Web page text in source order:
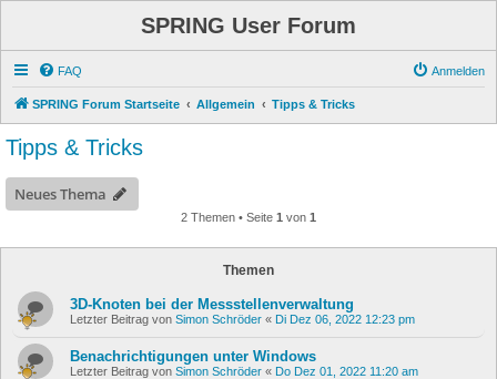
SPRING User Forum
FAQ Anmelden
SPRING Forum Startseite Allgemein Tipps & Tricks
Tipps & Tricks
Neues Thema
2 Themen • Seite 1 von 1
Themen
3D-Knoten bei der Messstellenverwaltung
Letzter Beitrag von Simon Schröder « Di Dez 06, 2022 12:23 pm
Benachrichtigungen unter Windows
Letzter Beitrag von Simon Schröder « Do Dez 01, 2022 11:20 am